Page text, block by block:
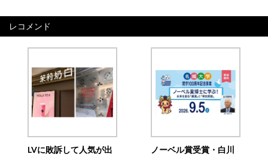
レコメンド
LVに敗訴して人気が出
ノーベル賞受賞・白川